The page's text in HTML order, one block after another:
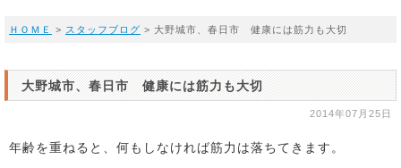
ＨＯＭＥ > スタッフブログ > 大野城市、春日市 健康には筋力も大切
大野城市、春日市 健康には筋力も大切
2014年07月25日
年齢を重ねると、何もしなければ筋力は落ちてきます。